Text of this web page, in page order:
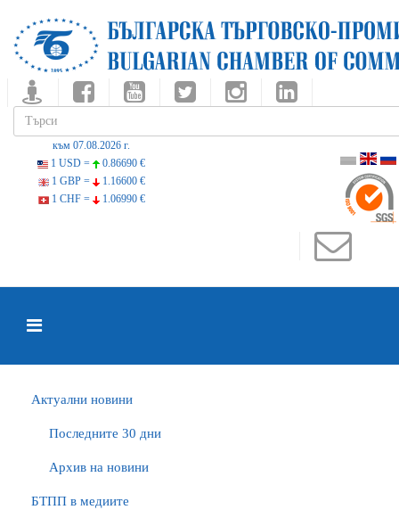
към 07.08.2026 г.
1 USD =
0.86690 €
1 GBP =
1.16600 €
1 CHF =
1.06990 €
Актуални новини
Последните 30 дни
Архив на новини
БTПП в медиите